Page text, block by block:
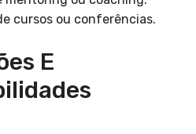
cursos ou conferências.
E